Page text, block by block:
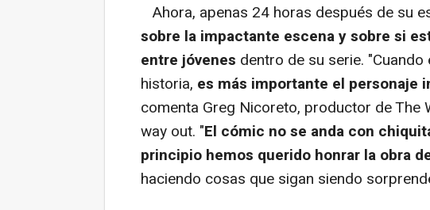
Ahora, apenas 24 horas después de su
sobre la impactante escena y sobre si
entre jóvenes dentro de su serie.
historia, es más importante el personaje
comenta Greg Nicoreto, productor de The
way out. "El cómic no se anda con
principio hemos querido honrar la obra
haciendo cosas que sigan siendo